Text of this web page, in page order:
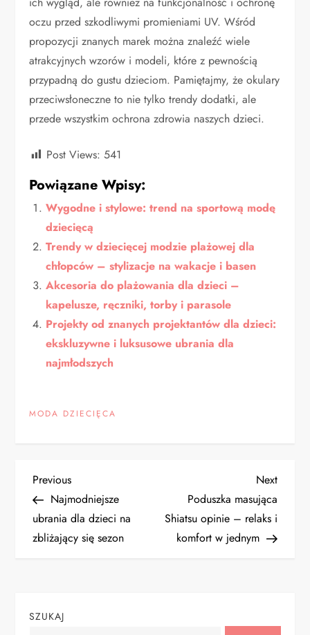
oczu przed szkodliwymi promieniami UV. Wśród
propozycji znanych marek można znaleźć wiele
atrakcyjnych wzorów i modeli, które z pewnością
przypadną do gustu dzieciom. Pamiętajmy, że okulary
przeciwsłoneczne to nie tylko trendy dodatki, ale
przede wszystkim ochrona zdrowia naszych dzieci.
Post Views: 541
Powiązane Wpisy:
Wygodne i stylowe: trend na sportową modę
dziecięcą
Trendy w dziecięcej modzie plażowej dla
chłopców – stylizacje na wakacje i basen
Akcesoria do plażowania dla dzieci –
kapelusze, ręczniki, torby i parasole
Projekty od znanych projektantów dla dzieci:
ekskluzywne i luksusowe ubrania dla
najmłodszych
MODA DZIECIĘCA
N
a
w
g
Previous
Post
Previous
Najmodniejsze
ubrania dla dzieci na
zbliżający się sezon
Next
Post
Next
Poduszka masująca
Shiatsu opinie – relaks i
komfort w jednym
SZUKAJ